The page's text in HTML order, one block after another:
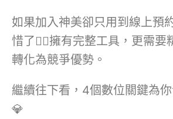
如果加入神美卻只用到線上預
惜了🙂‍↔️擁有完整工具，更需要
轉化為競爭優勢。
繼續往下看，4個數位關鍵為
💎